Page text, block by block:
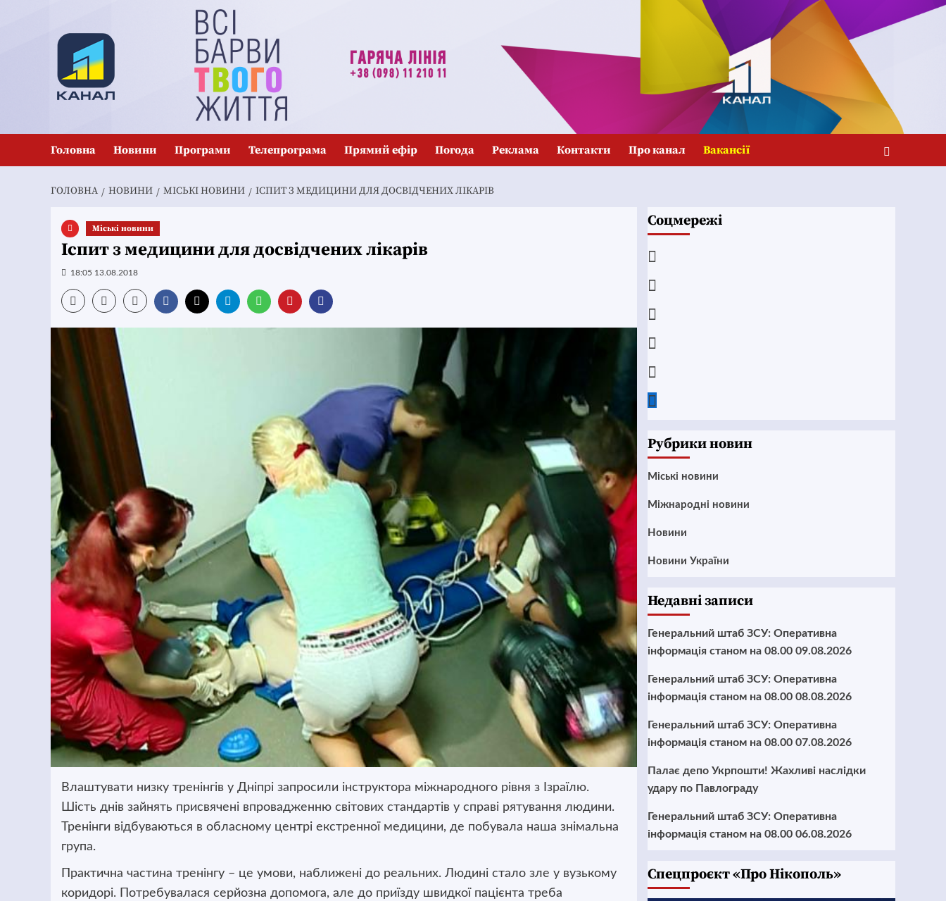
Головна Новини Програми Телепрограма Прямий ефір Погода Реклама Контакти Про канал Вакансії
ГОЛОВНА НОВИНИ MІСЬКІ НОВИНИ ІСПИТ З МЕДИЦИНИ ДЛЯ ДОСВІДЧЕНИХ ЛІКАРІВ
Mіські новини
Іспит з медицини для досвідчених лікарів
18:05 13.08.2018
Влаштувати низку тренінгів у Дніпрі запросили інструктора міжнародного рівня з Ізраїлю.
Шість днів зайнять присвячені впровадженню світових стандартів у справі рятування людини.
Тренінги відбуваються в обласному центрі екстренної медицини, де побувала наша знімальна
група.
Практична частина тренінгу – це умови, наближені до реальних. Людині стало зле у вузькому
коридорі. Потребувалася серйозна допомога, але до приїзду швидкої пацієнта треба
Соцмережі
Рубрики новин
Mіські новини
Міжнародні новини
Новини
Новини України
Недавні записи
Генеральний штаб ЗСУ: Оперативна
інформація станом на 08.00 09.08.2026
Генеральний штаб ЗСУ: Оперативна
інформація станом на 08.00 08.08.2026
Генеральний штаб ЗСУ: Оперативна
інформація станом на 08.00 07.08.2026
Палає депо Укрпошти! Жахливі наслідки
удару по Павлограду
Генеральний штаб ЗСУ: Оперативна
інформація станом на 08.00 06.08.2026
Cпецпроєкт «Про Нікополь»